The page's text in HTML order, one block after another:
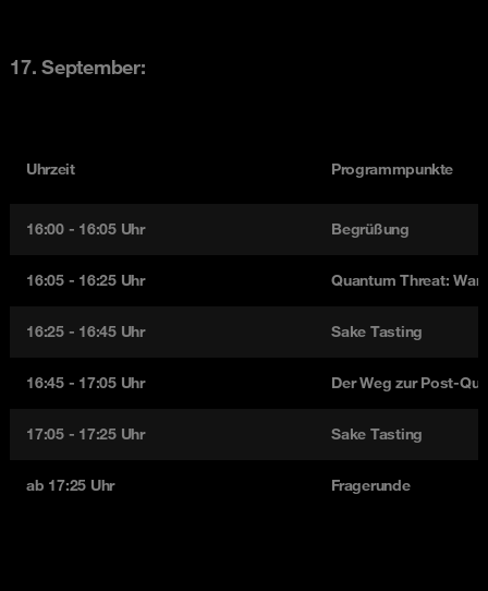
17. September:
Uhrzeit Programmpunkte
16:00 - 16:05 Uhr Begrüßung
16:05 - 16:25 Uhr Quantum Threat:
16:25 - 16:45 Uhr Sake Tasting
16:45 - 17:05 Uhr Der Weg zur Post-
17:05 - 17:25 Uhr Sake Tasting
ab 17:25 Uhr Fragerunde